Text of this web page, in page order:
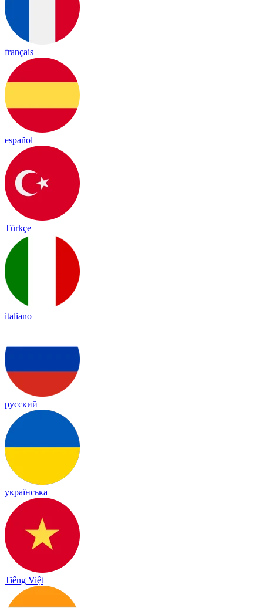
français
español
Türkçe
italiano
русский
українська
Tiếng Việt